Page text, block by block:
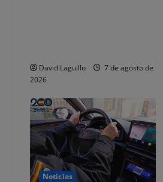
r
a
d
a
s
David Laguillo
7 de agosto de
2026
Noticias